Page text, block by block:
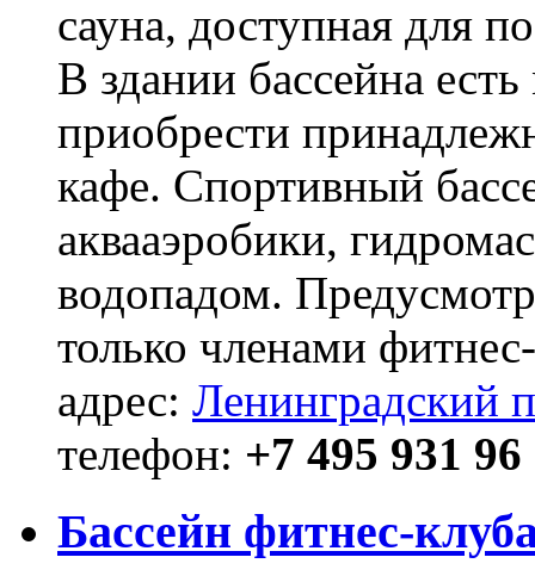
сауна, доступная для
В здании бассейна
приобрести
кафе. Спортивный
аквааэробики,
водопадом.
только членами
адрес: Ленинградский
телефон: +7 495 931 96
Бассейн фитнес-